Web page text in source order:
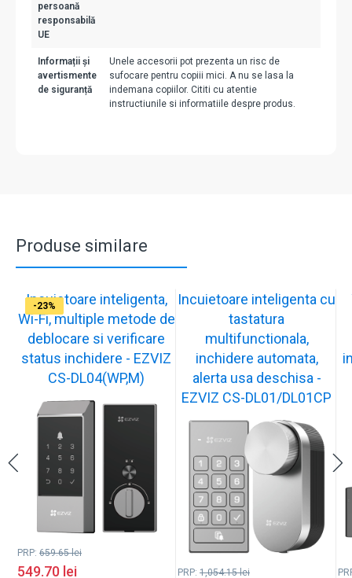
persoană
responsabilă
UE
Informații și
avertismente
de siguranță
Unele accesorii pot prezenta un risc de
sufocare pentru copiii mici. A nu se lasa la
indemana copiilor. Cititi cu atentie
instructiunile si informatiile despre produs.
Produse similare
-17%
Incuietoare inteligenta,
Wi-Fi, multiple metode de
deblocare si verificare
status inchidere - EZVIZ
CS-DL04(WP,M)
PRP: 659.65lei
549.70 lei
-17%
Incuietoare inteligenta cu
tastatura
multifunctionala,
inchidere automata,
alerta usa deschisa -
EZVIZ CS-DL01/DL01CP
PRP: 1,054.15lei
-17%
-17%
-17%
-17%
-17%
-19%
-23%